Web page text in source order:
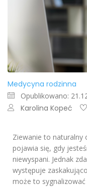
Medycyna rodzinna
Opublikowano:
Karolina Kopeć
Ziewanie to naturalny
pojawia się, gdy
niewyspani. Jednak
występuje
może to